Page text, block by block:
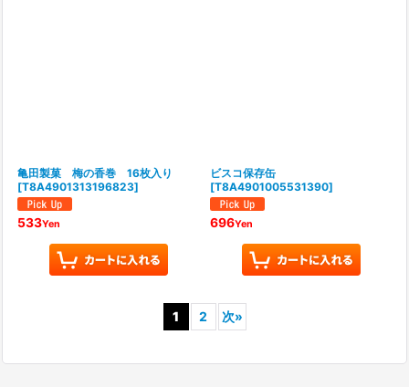
亀田製菓 梅の香巻 16枚入り
[T8A4901313196823]
533Yen
ビスコ保存缶
[T8A4901005531390]
696Yen
1 2 次»